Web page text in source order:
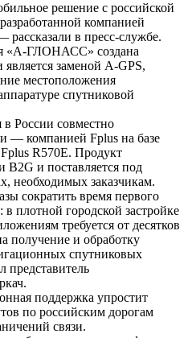
решение с российской
компанией
рассказали в пресс-службе.
«А-ГЛОНАСС» создана
заменой A-GPS,
местоположения
спутниковой
в России совместно
— компанией Fplus на базе
R570E. Продукт
и поставляется под
необходимых заказчикам.
сократить время первого
плотной городской застройке
требуется от десятков
получение и обработку
спутниковых
представитель
поддержка упростит
по российским дорогам
связи.